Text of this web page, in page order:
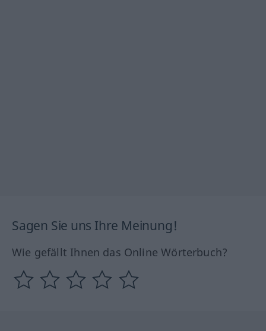
Sagen Sie uns Ihre Meinung!
Wie gefällt Ihnen das Online Wörterbuch?